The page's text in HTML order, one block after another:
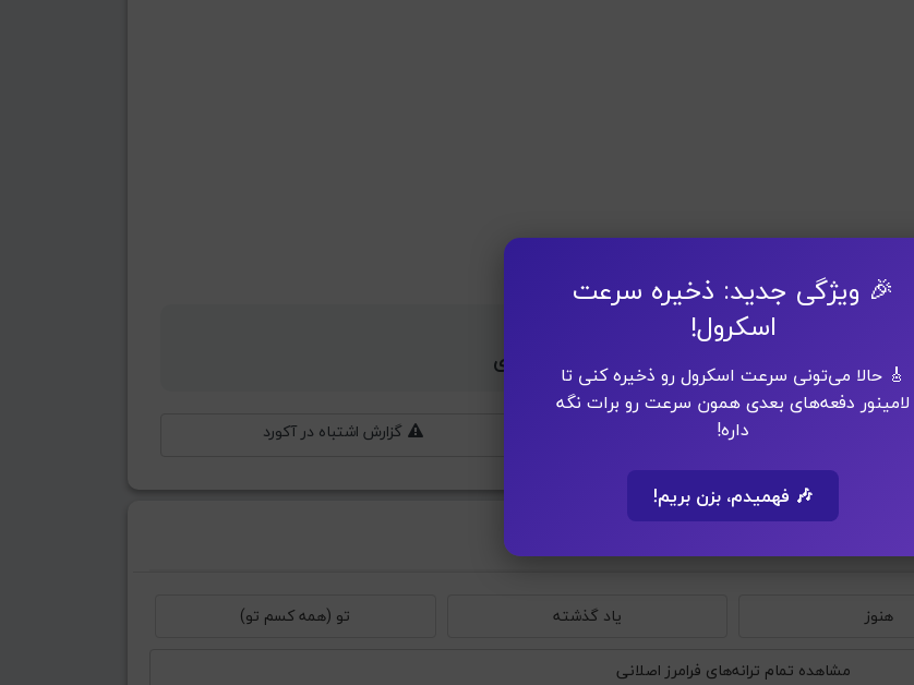
🎉 ویژگی جدید: ذخیره سرعت
اسکرول!
🎸 حالا می‌تونی سرعت اسکرول رو ذخیره کنی تا
لامینور دفعه‌های بعدی همون سرعت رو برات نگه
داره!
🎶 فهمیدم، بزن بریم!
مسعود برابادی
افزودن به پلی لیست گزارش اشتباه در آکورد
هنوز یاد گذشته
تو (همه کسم تو)
مشاهده تمام ترانه‌های فرامرز اصلانی